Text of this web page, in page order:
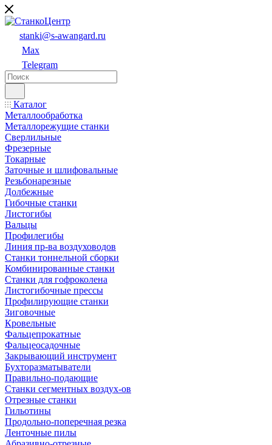
stanki@s-awangard.ru
Max
Telegram
Каталог
Металлообработка
Металлорежущие станки
Сверлильные
Фрезерные
Токарные
Заточные и шлифовальные
Резьбонарезные
Долбежные
Гибочные станки
Листогибы
Вальцы
Профилегибы
Линия пр-ва воздуховодов
Станки тоннельной сборки
Комбинированные станки
Станки для гофроколена
Листогибочные прессы
Профилирующие станки
Зиговочные
Кровельные
Фальцепрокатные
Фальцеосадочные
Закрывающий инструмент
Бухторазматыватели
Правильно-подающие
Станки сегментных воздух-ов
Отрезные станки
Гильотины
Продольно-поперечная резка
Ленточные пилы